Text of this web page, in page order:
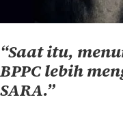
“Saat itu,
BPPC lebih
SARA.”